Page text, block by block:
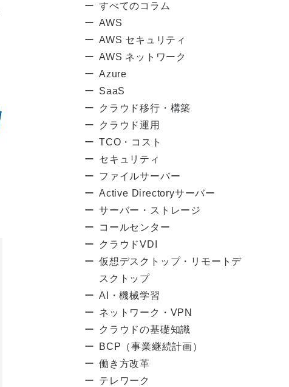
すべてのコラム
AWS
AWS セキュリティ
AWS ネットワーク
Azure
SaaS
クラウド移行・構築
クラウド運用
TCO・コスト
セキュリティ
ファイルサーバー
Active Directoryサーバー
サーバー・ストレージ
コールセンター
クラウドVDI
仮想デスクトップ・リモートデ
スクトップ
AI・機械学習
ネットワーク・VPN
クラウドの基礎知識
BCP（事業継続計画）
働き方改革
テレワーク